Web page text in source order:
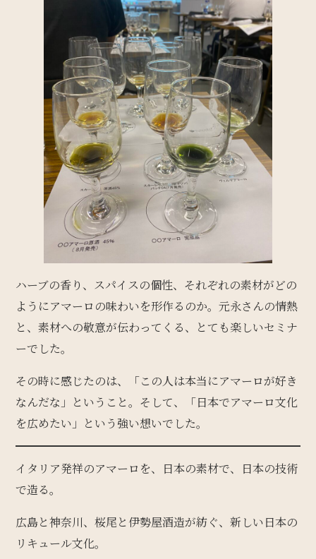
ハーブの香り、スパイスの個性、それぞれの素材がどの
ようにアマーロの味わいを形作るのか。元永さんの情熱
と、素材への敬意が伝わってくる、とても楽しいセミナ
ーでした。
その時に感じたのは、「この人は本当にアマーロが好き
なんだな」ということ。そして、「日本でアマーロ文化
を広めたい」という強い想いでした。
イタリア発祥のアマーロを、日本の素材で、日本の技術
で造る。
広島と神奈川、桜尾と伊勢屋酒造が紡ぐ、新しい日本の
リキュール文化。